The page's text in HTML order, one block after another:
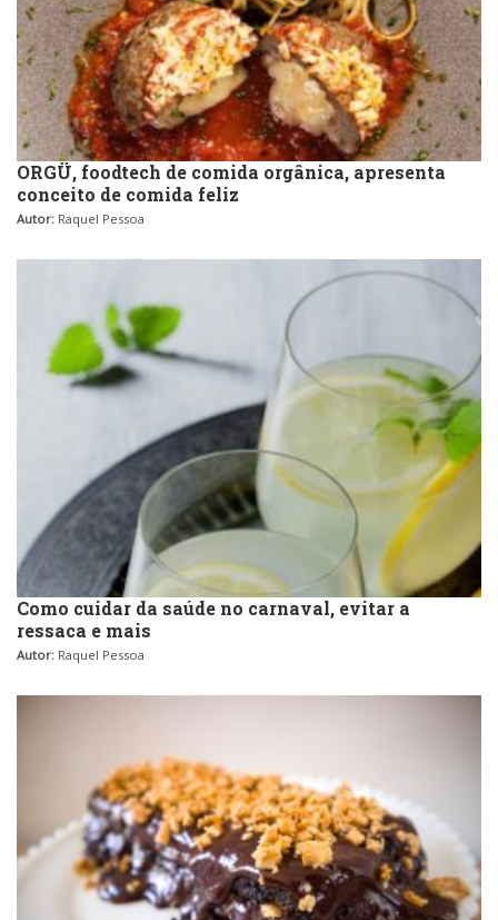
ORGÜ, foodtech de comida orgânica, apresenta
conceito de comida feliz
Autor: Raquel Pessoa
Como cuidar da saúde no carnaval, evitar a
ressaca e mais
Autor: Raquel Pessoa